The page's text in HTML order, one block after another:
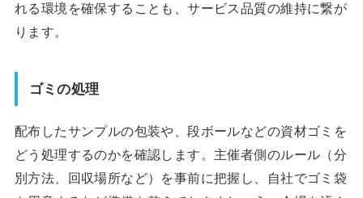
れる環境を確保することも、サービス品質の維持に繋が
ります。
ゴミの処理
配布したサンプルの包装や、段ボールなどの資材ゴミを
どう処理するのかを確認します。主催者側のルール（分
別方法、回収場所など）を事前に把握し、自社でゴミ袋